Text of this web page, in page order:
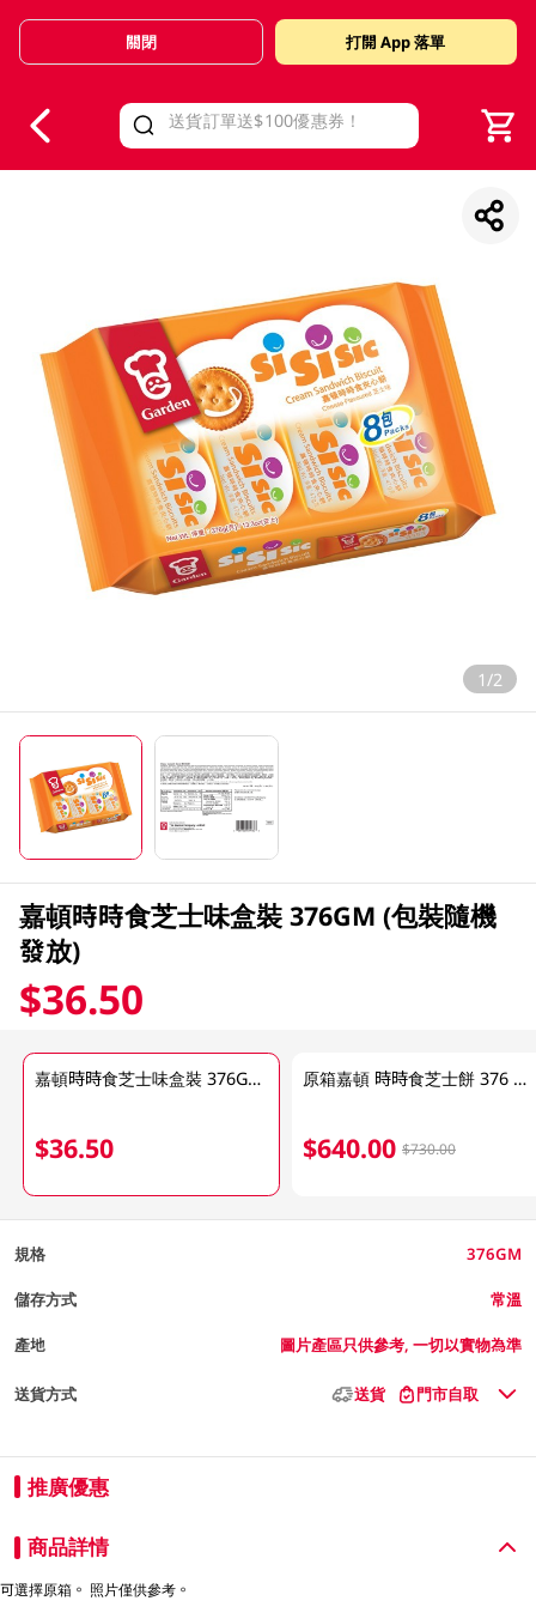
Valid Until 30 June 2026
關閉 打開 App 落單
1/2
嘉頓時時食芝士味盒裝 376GM (包裝隨機
發放)
$36.50
嘉頓時時食芝士味盒裝 376GM (包裝隨機發放)
$36.50
原箱嘉頓 時時食芝士餅 376 GM
$640.00 $730.00
規格 376GM
儲存方式 常溫
產地 圖片產區只供參考, 一切以實物為準
送貨方式 送貨 門市自取
推廣優惠
商品詳情
可選擇原箱。 照片僅供參考。